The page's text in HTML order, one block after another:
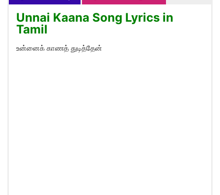
Unnai Kaana Song Lyrics in
Tamil
உன்னைக் காணத் துடித்தேன்